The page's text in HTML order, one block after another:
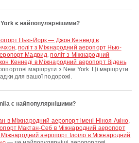
є найпопулярнішими?
,політ з Міжнародний аеропорт Нью-
Мадрид,політ з Міжнародний
Кеннеді в Міжнародний аеропорт Відень
маршрути з New York. Ці маршрути
для вашої подорожі.
є найпопулярнішими?
в Міжнародний аеропорт імені Ніноя Акіно,
Мактан-Себ в Міжнародний аеропорт
Міжнародний аеропорт Ілоіло в Міжнародний